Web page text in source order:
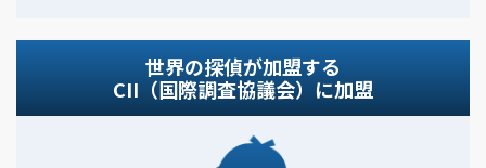
世界の探偵が加盟する
CII（国際調査協議会）に加盟